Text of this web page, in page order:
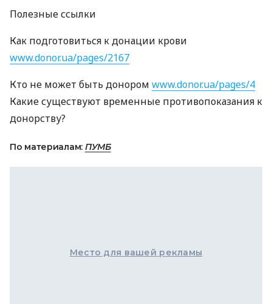
Полезные ссылки
Как подготовиться к донации крови
www.donor.ua/pages/2167
Кто не может быть донором www.donor.ua/pages/4
Какие существуют временные противопоказания к
донорству?
По материалам: ПУМБ
Место для вашей рекламы